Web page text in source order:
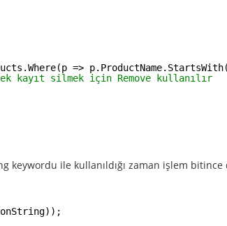
=>
kayıt silmek için Remove kullanılır
keywordu ile kullanıldığı zaman işlem